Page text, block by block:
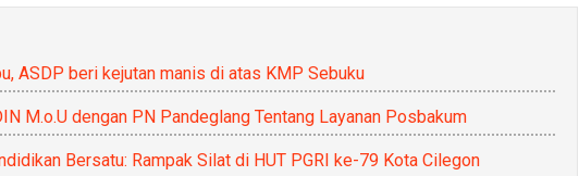
ASDP beri kejutan manis di atas KMP Sebuku
M.o.U dengan PN Pandeglang Tentang Layanan Posbakum
Bersatu: Rampak Silat di HUT PGRI ke-79 Kota Cilegon